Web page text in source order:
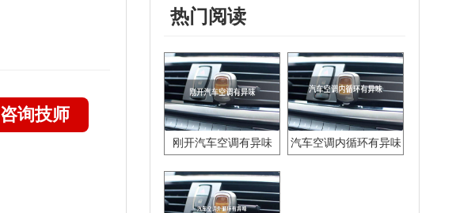
咨询技师
热门阅读
刚开汽车空调有异味 汽车空调内循环有异味